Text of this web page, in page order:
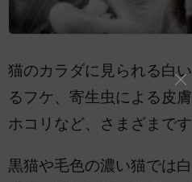
猫のカラダに見られる白
るフケ、寄生虫による皮
ホコリなど、さまざまです
黒猫や毛色の濃い猫では